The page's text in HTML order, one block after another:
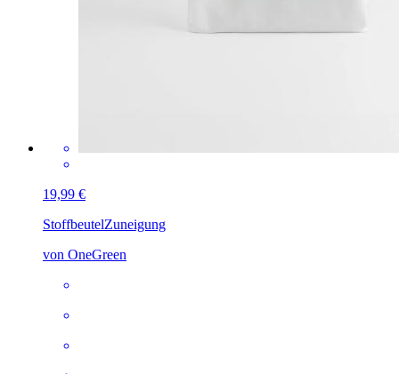
19,99 €
StoffbeutelZuneigung
von OneGreen